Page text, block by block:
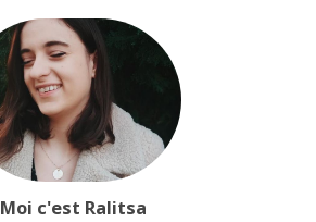
Moi c'est Ralitsa